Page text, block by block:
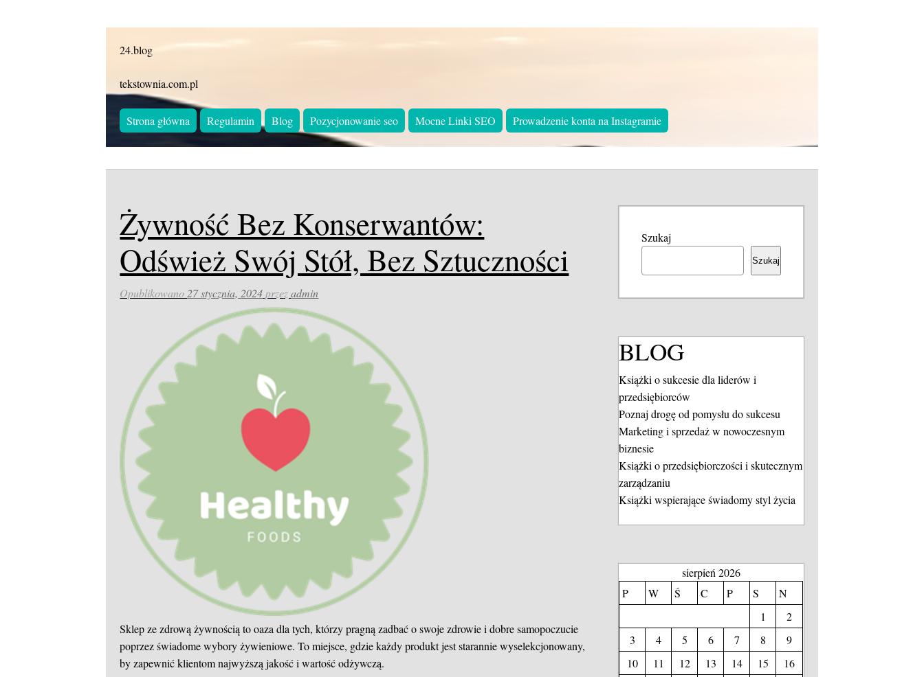
24.blog
tekstownia.com.pl
Strona główna Regulamin Blog Pozycjonowanie seo Mocne Linki SEO Prowadzenie konta na Instagramie
Żywność Bez Konserwantów:
Odśwież Swój Stół, Bez Sztuczności
Opublikowano 27 stycznia, 2024 przezadmin
Sklep ze zdrową żywnością to oaza dla tych, którzy pragną zadbać o swoje zdrowie i dobre samopoczucie
poprzez świadome wybory żywieniowe. To miejsce, gdzie każdy produkt jest starannie wyselekcjonowany,
by zapewnić klientom najwyższą jakość i wartość odżywczą.
Szukaj
Szukaj
BLOG
Książki o sukcesie dla liderów i
przedsiębiorców
Poznaj drogę od pomysłu do sukcesu
Marketing i sprzedaż w nowoczesnym
biznesie
Książki o przedsiębiorczości i skutecznym
zarządzaniu
Książki wspierające świadomy styl życia
sierpień 2026
P
W Ś C P S
N
1
2
3
4 5 6 7 8
9
10
11 12 13 14 15
16